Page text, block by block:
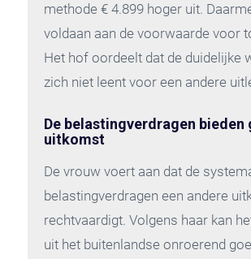
methode € 4.899 hoger uit.
voldaan aan de voorwaarde voor
Het hof oordeelt dat de duidelijke
zich niet leent voor een andere
De belastingverdragen bieden
uitkomst
De vrouw voert aan dat de
belastingverdragen een andere
rechtvaardigt. Volgens haar kan
uit het buitenlandse onroerend